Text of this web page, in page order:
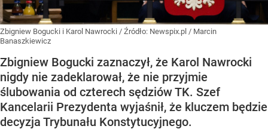
Zbigniew Bogucki i Karol Nawrocki / Źródło: Newspix.pl / Marcin
Banaszkiewicz
Zbigniew Bogucki zaznaczył, że Karol Nawrocki
nigdy nie zadeklarował, że nie przyjmie
ślubowania od czterech sędziów TK. Szef
Kancelarii Prezydenta wyjaśnił, że kluczem będzie
decyzja Trybunału Konstytucyjnego.